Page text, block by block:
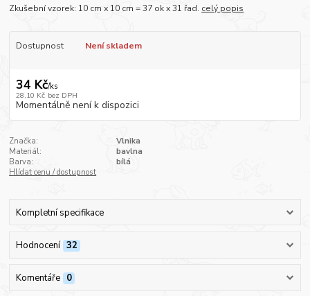
Zkušební vzorek: 10 cm x 10 cm = 37 ok x 31 řad. celý popis
Dostupnost Není skladem
34 Kč/ks
28,10 Kč bez DPH
Momentálně není k dispozici
Značka:
Vlnika
Materiál:
bavlna
Barva:
bílá
Hlídat cenu / dostupnost
Kompletní specifikace
Hodnocení 32
Komentáře 0